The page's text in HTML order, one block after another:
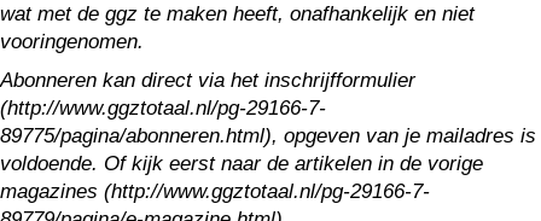
wat met de ggz te maken heeft, onafhankelijk en niet
vooringenomen.
Abonneren kan direct via het inschrijfformulier
(http://www.ggztotaal.nl/pg-29166-7-
89775/pagina/abonneren.html), opgeven van je mailadres is
voldoende. Of kijk eerst naar de artikelen in de vorige
magazines (http://www.ggztotaal.nl/pg-29166-7-